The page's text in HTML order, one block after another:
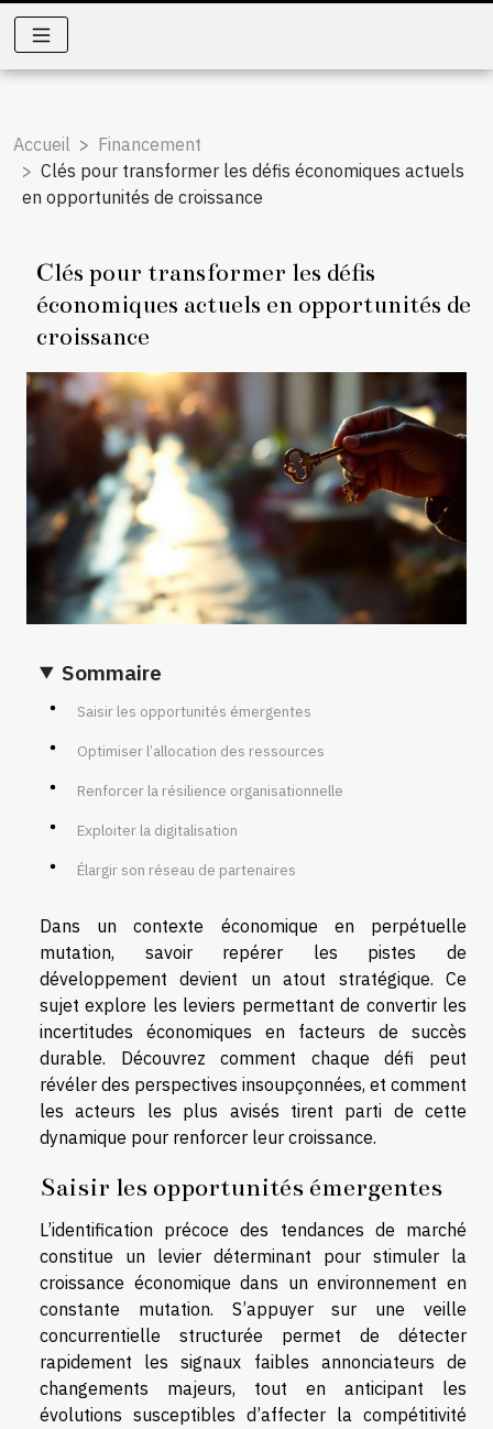
Accueil
Financement
Clés pour transformer les défis économiques actuels
en opportunités de croissance
Clés pour transformer les défis
économiques actuels en opportunités de
croissance
Sommaire
Saisir les opportunités émergentes
Optimiser l’allocation des ressources
Renforcer la résilience organisationnelle
Exploiter la digitalisation
Élargir son réseau de partenaires
Dans un contexte économique en perpétuelle
mutation, savoir repérer les pistes de
développement devient un atout stratégique. Ce
sujet explore les leviers permettant de convertir les
incertitudes économiques en facteurs de succès
durable. Découvrez comment chaque défi peut
révéler des perspectives insoupçonnées, et comment
les acteurs les plus avisés tirent parti de cette
dynamique pour renforcer leur croissance.
Saisir les opportunités émergentes
L’identification précoce des tendances de marché
constitue un levier déterminant pour stimuler la
croissance économique dans un environnement en
constante mutation. S’appuyer sur une veille
concurrentielle structurée permet de détecter
rapidement les signaux faibles annonciateurs de
changements majeurs, tout en anticipant les
évolutions susceptibles d’affecter la compétitivité